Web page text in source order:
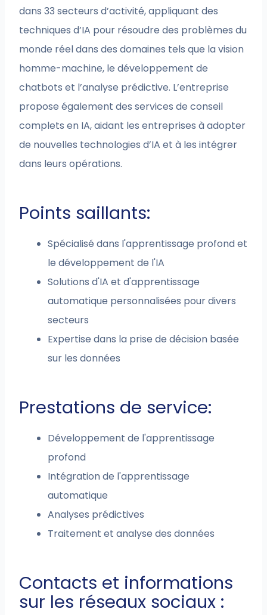
dans 33 secteurs d’activité, appliquant des
techniques d’IA pour résoudre des problèmes du
monde réel dans des domaines tels que la vision
homme-machine, le développement de
chatbots et l’analyse prédictive. L’entreprise
propose également des services de conseil
complets en IA, aidant les entreprises à adopter
de nouvelles technologies d’IA et à les intégrer
dans leurs opérations.
Points saillants:
Spécialisé dans l'apprentissage profond et
le développement de l'IA
Solutions d'IA et d'apprentissage
automatique personnalisées pour divers
secteurs
Expertise dans la prise de décision basée
sur les données
Prestations de service:
Développement de l'apprentissage
profond
Intégration de l'apprentissage
automatique
Analyses prédictives
Traitement et analyse des données
Contacts et informations
sur les réseaux sociaux :